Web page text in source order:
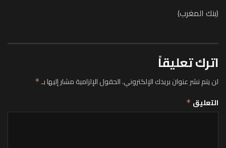
(بنك المغرب)
اترك تعليقاً
لن يتم نشر عنوان بريدك الإلكتروني.الحقول الإلزامية مشار إليها بـ*
التعليق *